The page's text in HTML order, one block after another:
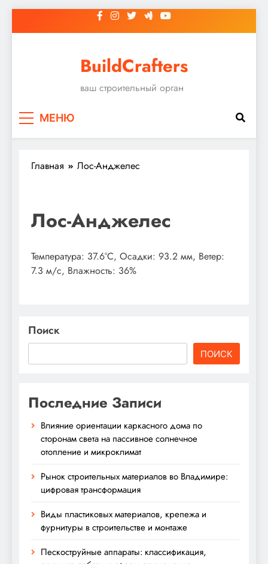
к
BuildCrafters
ваш строительный орган
МЕНЮ
Главная Лос-Анджелес
Лос-Анджелес
Температура: 37.6°C, Осадки: 93.2 мм, Ветер:
7.3 м/с, Влажность: 36%
Поиск
ПОИСК
Последние Записи
Влияние ориентации каркасного дома по
сторонам света на пассивное солнечное
отопление и микроклимат
Рынок строительных материалов во Владимире:
цифровая трансформация
Виды пластиковых материалов, крепежа и
фурнитуры в строительстве и монтаже
Пескоструйные аппараты: классификация,